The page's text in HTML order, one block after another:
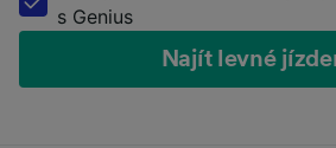
s Genius
Najít levné